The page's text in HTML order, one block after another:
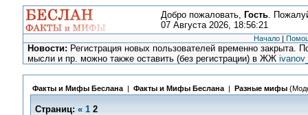
Добро пожаловать, Гость.
07 Августа 2026, 18:56:21
Начало |
Новости: Регистрация новых пользователей временно закрыта.
мысли и пр. можно также оставить (без регистрации) в ЖЖ
Факты и Мифы Беслана| Факты и Мифы Беслана| Разные мифы
Страниц: « 1 2